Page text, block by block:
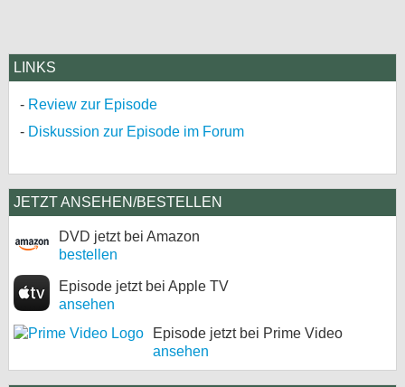
LINKS
Review zur Episode
Diskussion zur Episode im Forum
JETZT ANSEHEN/BESTELLEN
DVD jetzt bei Amazon
bestellen
Episode jetzt bei Apple TV
ansehen
Episode jetzt bei Prime Video
ansehen